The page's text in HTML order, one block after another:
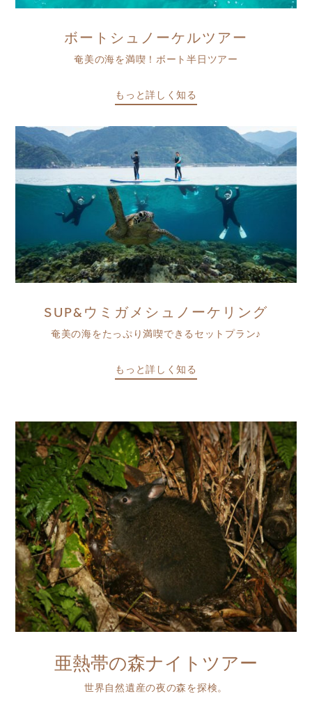
ボートシュノーケルツアー
奄美の海を満喫！ボート半日ツアー
もっと詳しく知る
SUP&ウミガメシュノーケリング
奄美の海をたっぷり満喫できるセットプラン♪
もっと詳しく知る
亜熱帯の森ナイトツアー
世界自然遺産の夜の森を探検。